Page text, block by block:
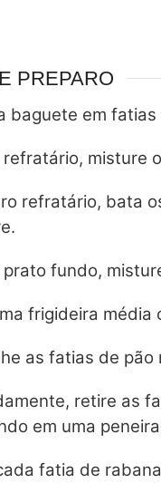
PREPARO
baguete em fatias
refratário, misture
refratário, bata
prato fundo,
frigideira média
as fatias de
retire as
em uma
fatia de